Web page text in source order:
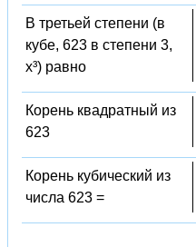
В третьей степени (в
кубе, 623 в степени 3,
x³) равно
Корень квадратный из
623
Корень кубический из
числа 623 =